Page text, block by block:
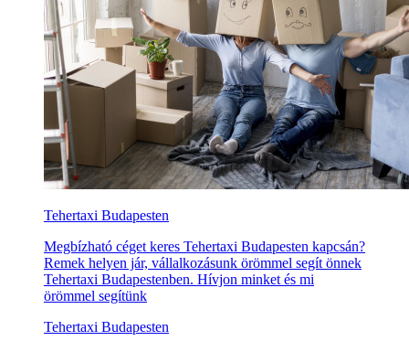
Tehertaxi Budapesten
Megbízható céget keres Tehertaxi Budapesten kapcsán?
Remek helyen jár, vállalkozásunk örömmel segít önnek
Tehertaxi Budapestenben. Hívjon minket és mi
örömmel segítünk
Tehertaxi Budapesten